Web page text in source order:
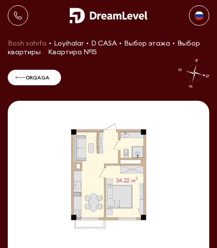
Bosh sahifa Loyihalar D CASA Выбор этажа
Выбор
квартиры
Квартира №15
ORQAGA